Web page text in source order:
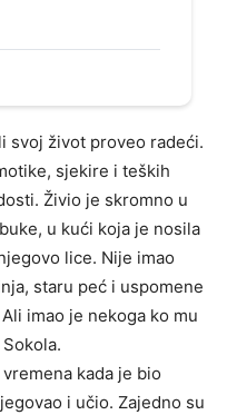
svoj život proveo radeći.
sjekire i teških
Živio je skromno u
u kući koja je nosila
lice. Nije imao
staru peć i uspomene
imao je nekoga ko mu
kada je bio
i učio. Zajedno su